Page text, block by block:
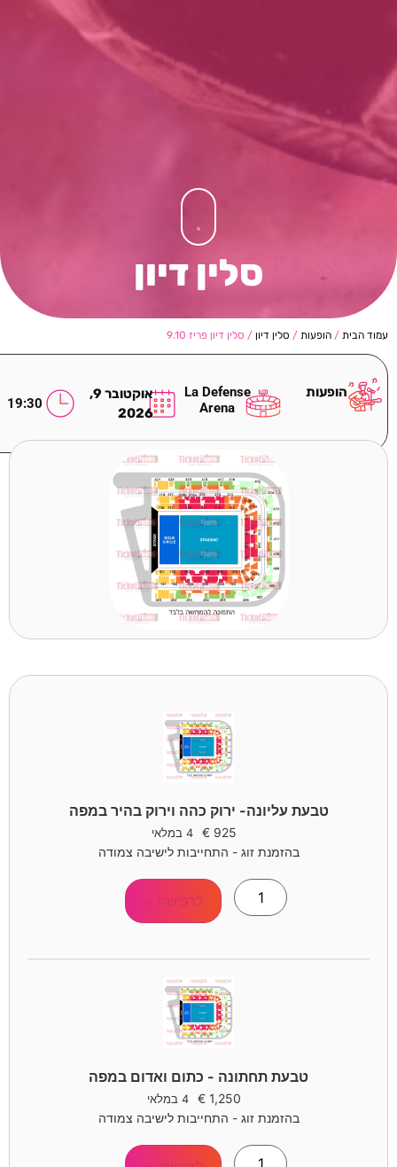
סלין דיון
עמוד הבית / הופעות / סלין דיון / סלין דיון פריז 9.10
הופעות
La Defense
Arena
אוקטובר 9,
2026
19:30
טבעת עליונה- ירוק כהה וירוק בהיר במפה
925
€ 4 במלאי
בהזמנת זוג - התחייבות לישיבה צמודה
לרכישה >
טבעת תחתונה - כתום ואדום במפה
1,250
€ 4 במלאי
בהזמנת זוג - התחייבות לישיבה צמודה